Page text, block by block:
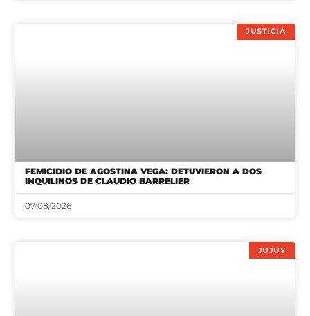
JUSTICIA
FEMICIDIO DE AGOSTINA VEGA: DETUVIERON A DOS
INQUILINOS DE CLAUDIO BARRELIER
07/08/2026
JUJUY